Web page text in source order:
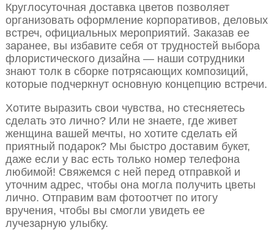
Круглосуточная доставка цветов позволяет
организовать оформление корпоративов, деловых
встреч, официальных мероприятий. Заказав ее
заранее, вы избавите себя от трудностей выбора
флористического дизайна — наши сотрудники
знают толк в сборке потрясающих композиций,
которые подчеркнут основную концепцию встречи.
Хотите выразить свои чувства, но стесняетесь
сделать это лично? Или не знаете, где живет
женщина вашей мечты, но хотите сделать ей
приятный подарок? Мы быстро доставим букет,
даже если у вас есть только номер телефона
любимой! Свяжемся с ней перед отправкой и
уточним адрес, чтобы она могла получить цветы
лично. Отправим вам фотоотчет по итогу
вручения, чтобы вы смогли увидеть ее
лучезарную улыбку.